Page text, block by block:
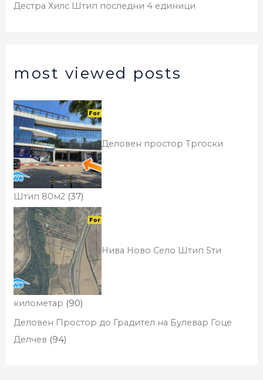
Дестра Хилс Штип последни 4 единици
most viewed posts
Деловен простор Тргоски
Штип 80м2 (37)
Нива Ново Село Штип 5ти
километар (90)
Деловен Простор до Градител на Булевар Гоце
Делчев (94)